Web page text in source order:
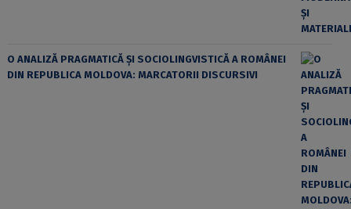
O ANALIZĂ PRAGMATICĂ ȘI SOCIOLINGVISTICĂ A ROMÂNEI
DIN REPUBLICA MOLDOVA: MARCATORII DISCURSIVI